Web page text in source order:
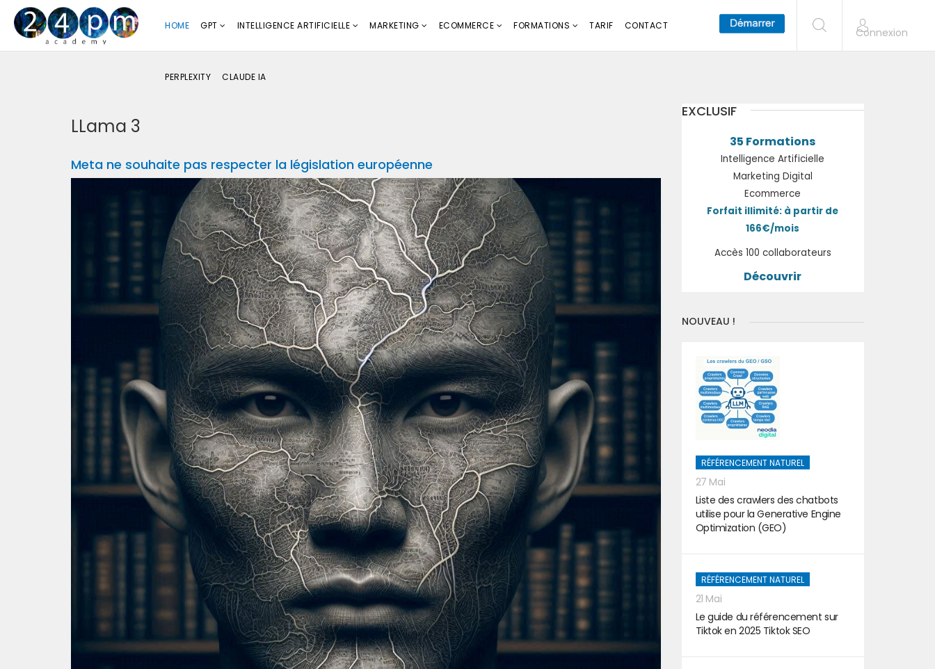
HOME GPT INTELLIGENCE ARTIFICIELLE MARKETING ECOMMERCE FORMATIONS TARIF CONTACT
PERPLEXITY CLAUDE IA
Connexion
LLama 3
Meta ne souhaite pas respecter la législation européenne
EXCLUSIF
35 Formations
Intelligence Artificielle
Marketing Digital
Ecommerce
Forfait illimité: à partir de
166€/mois
Accès 100 collaborateurs
Découvrir
NOUVEAU !
RÉFÉRENCEMENT NATUREL
27 Mai
Liste des crawlers des chatbots
utilise pour la Generative Engine
Optimization (GEO)
RÉFÉRENCEMENT NATUREL
21 Mai
Le guide du référencement sur
Tiktok en 2025 Tiktok SEO